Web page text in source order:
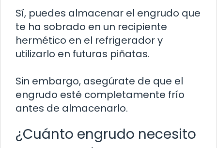
Sí, puedes almacenar el engrudo que
te ha sobrado en un recipiente
hermético en el refrigerador y
utilizarlo en futuras piñatas.
Sin embargo, asegúrate de que el
engrudo esté completamente frío
antes de almacenarlo.
¿Cuánto engrudo necesito